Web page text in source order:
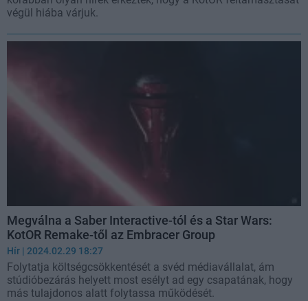
végül hiába várjuk.
Megválna a Saber Interactive-tól és a Star Wars:
KotOR Remake-től az Embracer Group
Hír | 2024.02.29 18:27
Folytatja költségcsökkentését a svéd médiavállalat, ám
stúdióbezárás helyett most esélyt ad egy csapatának, hogy
más tulajdonos alatt folytassa működését.